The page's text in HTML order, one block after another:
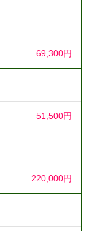
69,300円
51,500円
220,000円